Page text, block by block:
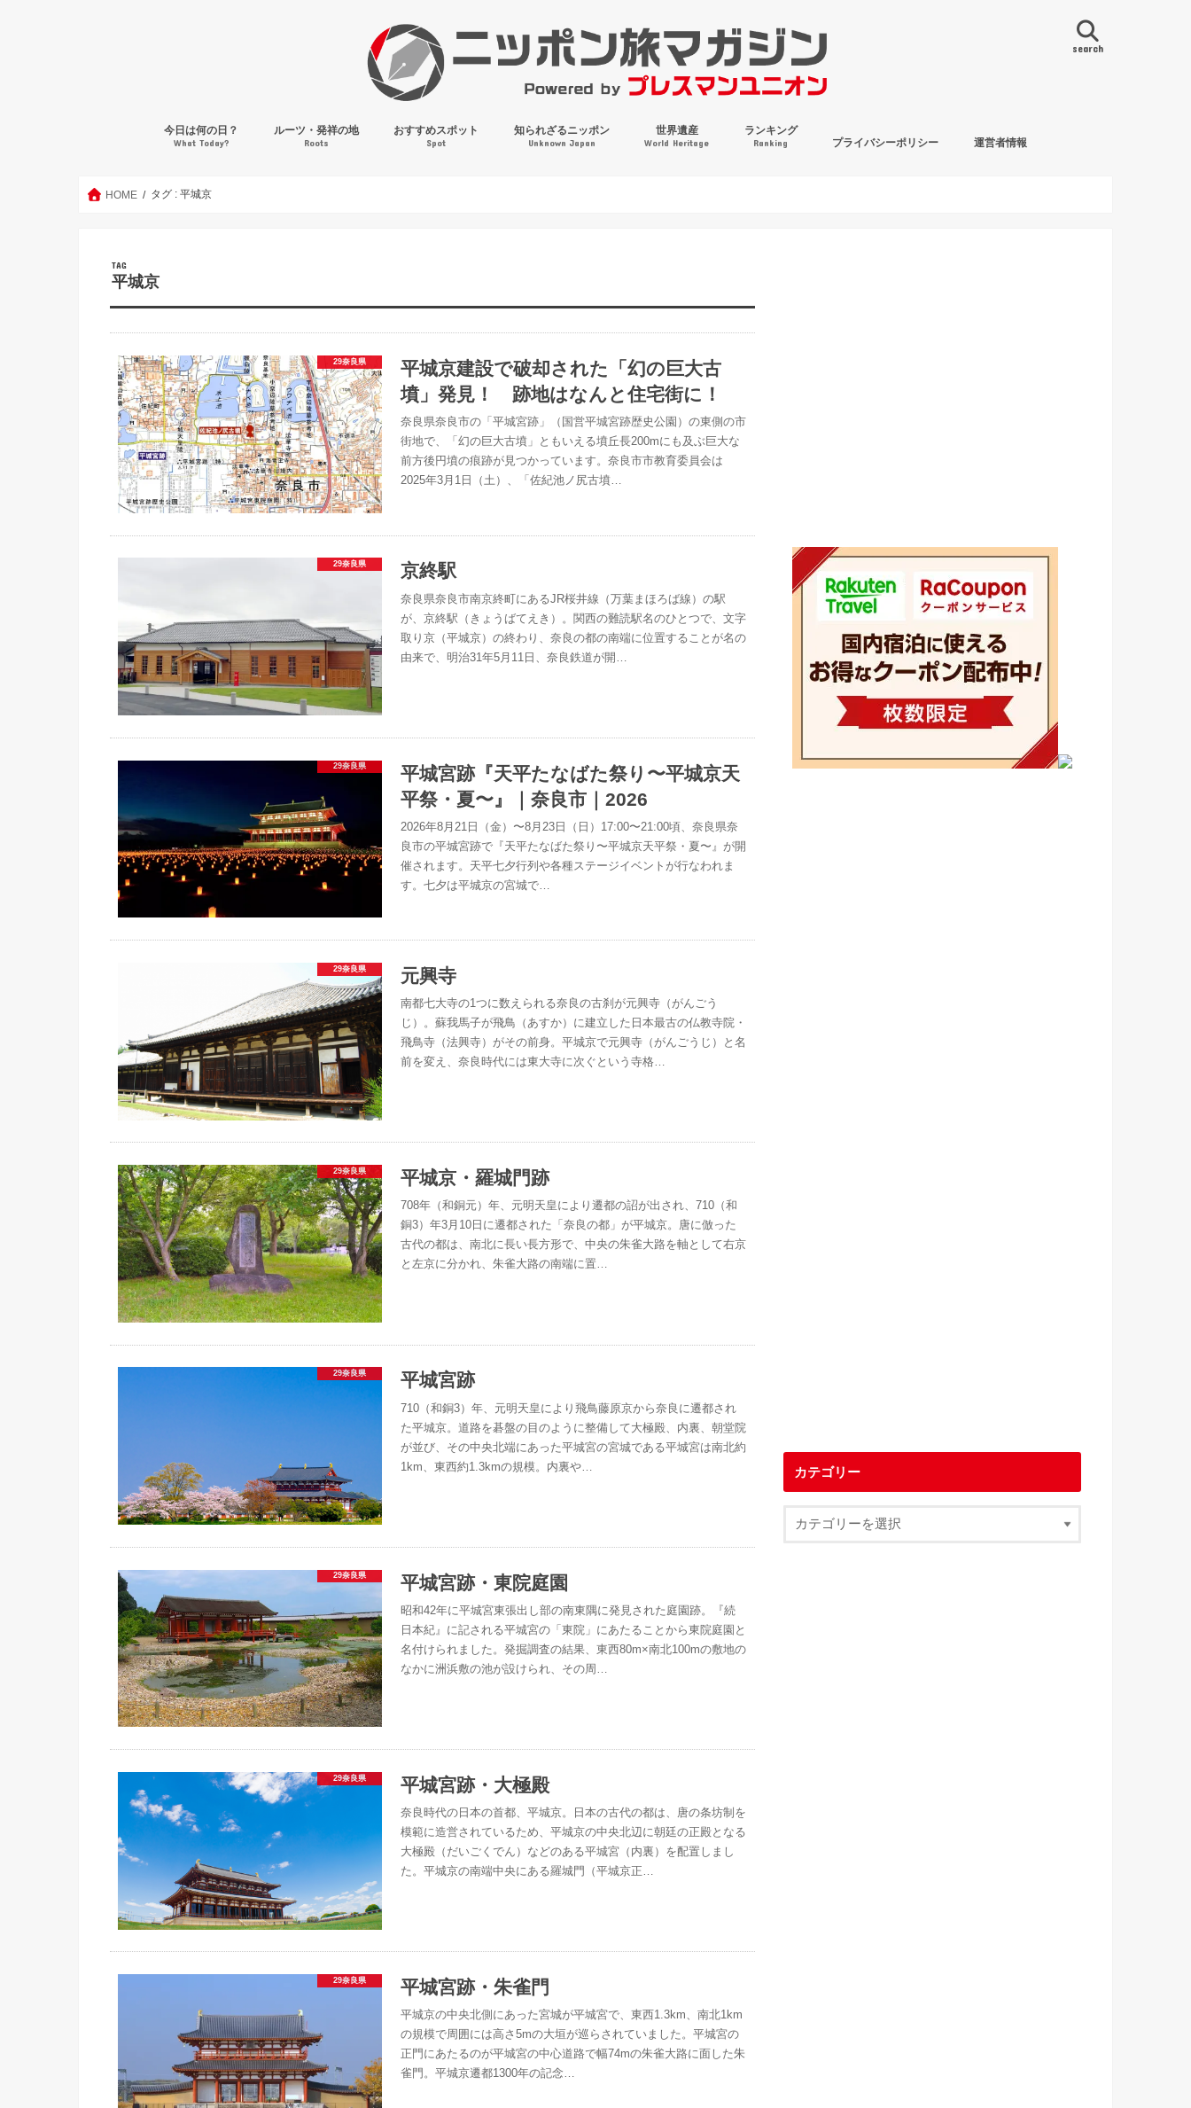
search
今日は何の日？
What Today?
ルーツ・発祥の地
Roots
おすすめスポット
Spot
知られざるニッポン
Unknown Japan
世界遺産
World Heritage
ランキング
Ranking プライバシーポリシー 運営者情報
HOME タグ : 平城京
TAG
平城京
29奈良県
平城京建設で破却された「幻の巨大古
墳」発見！ 跡地はなんと住宅街に！
奈良県奈良市の「平城宮跡」（国営平城宮跡歴史公園）の東側の市
街地で、「幻の巨大古墳」ともいえる墳丘長200mにも及ぶ巨大な
前方後円墳の痕跡が見つかっています。奈良市市教育委員会は
2025年3月1日（土）、「佐紀池ノ尻古墳…
29奈良県 京終駅
奈良県奈良市南京終町にあるJR桜井線（万葉まほろば線）の駅
が、京終駅（きょうばてえき）。関西の難読駅名のひとつで、文字
取り京（平城京）の終わり、奈良の都の南端に位置することが名の
由来で、明治31年5月11日、奈良鉄道が開…
29奈良県
平城宮跡『天平たなばた祭り〜平城京天
平祭・夏〜』｜奈良市｜2026
2026年8月21日（金）〜8月23日（日）17:00〜21:00頃、奈良県奈
良市の平城宮跡で『天平たなばた祭り〜平城京天平祭・夏〜』が開
催されます。天平七夕行列や各種ステージイベントが行なわれま
す。七夕は平城京の宮城で…
29奈良県 元興寺
南都七大寺の1つに数えられる奈良の古刹が元興寺（がんごう
じ）。蘇我馬子が飛鳥（あすか）に建立した日本最古の仏教寺院・
飛鳥寺（法興寺）がその前身。平城京で元興寺（がんごうじ）と名
前を変え、奈良時代には東大寺に次ぐという寺格…
29奈良県 平城京・羅城門跡
708年（和銅元）年、元明天皇により遷都の詔が出され、710（和
銅3）年3月10日に遷都された「奈良の都」が平城京。唐に倣った
古代の都は、南北に長い長方形で、中央の朱雀大路を軸として右京
と左京に分かれ、朱雀大路の南端に置…
29奈良県 平城宮跡
710（和銅3）年、元明天皇により飛鳥藤原京から奈良に遷都され
た平城京。道路を碁盤の目のように整備して大極殿、内裏、朝堂院
が並び、その中央北端にあった平城宮の宮城である平城宮は南北約
1km、東西約1.3kmの規模。内裏や…
29奈良県 平城宮跡・東院庭園
昭和42年に平城宮東張出し部の南東隅に発見された庭園跡。『続
日本紀』に記される平城宮の「東院」にあたることから東院庭園と
名付けられました。発掘調査の結果、東西80m×南北100mの敷地の
なかに洲浜敷の池が設けられ、その周…
29奈良県 平城宮跡・大極殿
奈良時代の日本の首都、平城京。日本の古代の都は、唐の条坊制を
模範に造営されているため、平城京の中央北辺に朝廷の正殿となる
大極殿（だいごくでん）などのある平城宮（内裏）を配置しまし
た。平城京の南端中央にある羅城門（平城京正…
29奈良県 平城宮跡・朱雀門
平城京の中央北側にあった宮城が平城宮で、東西1.3km、南北1km
の規模で周囲には高さ5mの大垣が巡らされていました。平城宮の
正門にあたるのが平城宮の中心道路で幅74mの朱雀大路に面した朱
雀門。平城京遷都1300年の記念…
カテゴリー